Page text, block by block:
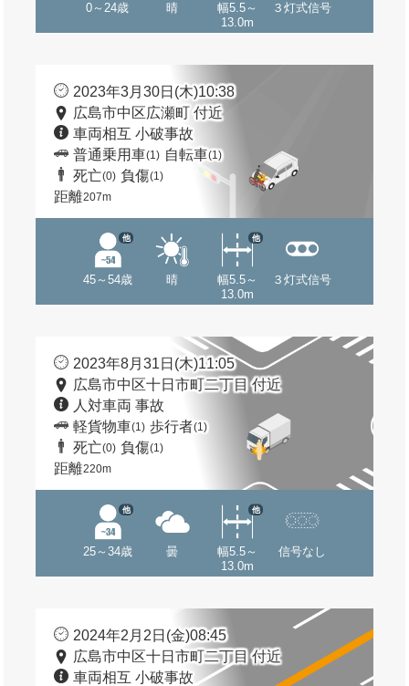
0～24歳 晴
幅5.5～
13.0m
３灯式信号
2023年3月30日(木)10:38
広島市中区広瀬町 付近
車両相互 小破事故
普通乗用車(1) 自転車(1)
死亡(0) 負傷(1)
距離207m
45～54歳
他
晴
幅5.5～
13.0m
他
３灯式信号
2023年8月31日(木)11:05
広島市中区十日市町二丁目 付近
人対車両 事故
軽貨物車(1) 歩行者(1)
死亡(0) 負傷(1)
距離220m
25～34歳
他
曇
幅5.5～
13.0m
他
信号なし
2024年2月2日(金)08:45
広島市中区十日市町二丁目 付近
車両相互 小破事故